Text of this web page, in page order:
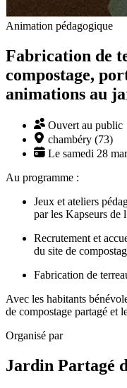
Animation pédagogique
Fabrication de
compostage,
animations au
Ouvert au public
chambéry (73)
Le samedi 28
Au programme :
Jeux et ateliers
par les Kapseurs de
Recrutement et
du site de
Fabrication de
Avec les habitants
de compostage partagé et
Organisé par
Jardin Partagé